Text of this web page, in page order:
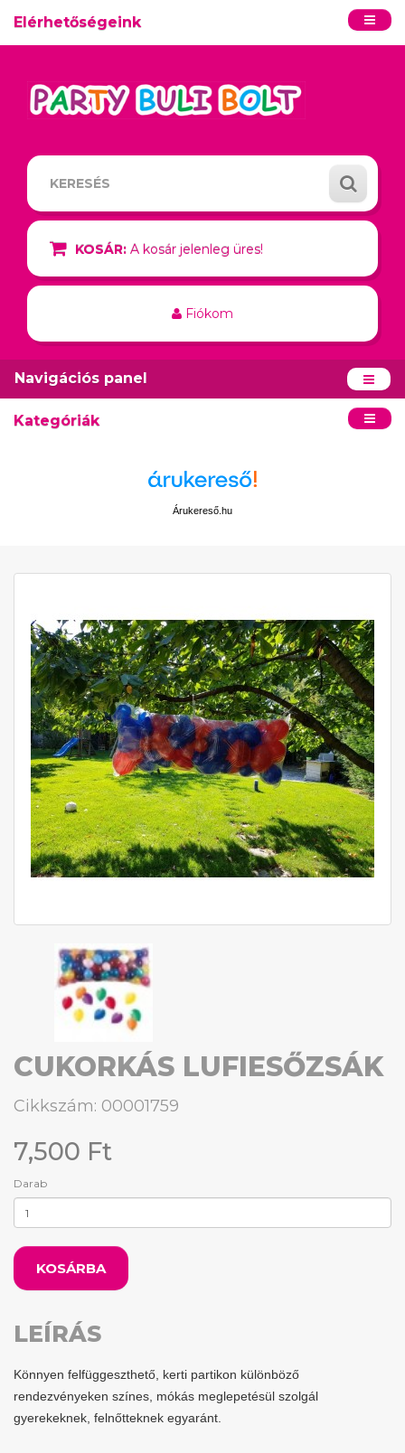
Elérhetőségeink
KOSÁR: A kosár jelenleg üres!
Fiókom
Navigációs panel
Kategóriák
Árukereső.hu
CUKORKÁS LUFIESŐZSÁK
Cikkszám: 00001759
7,500 Ft
Darab
KOSÁRBA
LEÍRÁS
Könnyen felfüggeszthető, kerti partikon különböző
rendezvényeken színes, mókás meglepetésül szolgál
gyerekeknek, felnőtteknek egyaránt.